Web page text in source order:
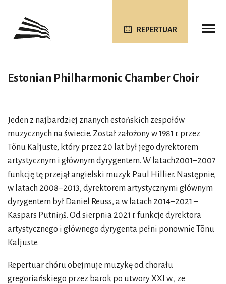
REPERTUAR
Estonian Philharmonic Chamber Choir
Jeden z najbardziej znanych estońskich zespołów
muzycznych na świecie. Został założony w 1981 r. przez
Tõnu Kaljuste, który przez 20 lat był jego dyrektorem
artystycznym i głównym dyrygentem. W latach2001–2007
funkcję tę przejął angielski muzyk Paul Hillier. Następnie,
w latach 2008–2013, dyrektorem artystycznymi głównym
dyrygentem był Daniel Reuss, a w latach 2014–2021 –
Kaspars Putniņš. Od sierpnia 2021 r. funkcje dyrektora
artystycznego i głównego dyrygenta pełni ponownie Tõnu
Kaljuste.
Repertuar chóru obejmuje muzykę od chorału
gregoriańskiego przez barok po utwory XXI w., ze